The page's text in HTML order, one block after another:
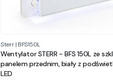
Sterr| BFS150L
Wentylator STERR - BFS 150L ze
panelem przednim, biały z
LED